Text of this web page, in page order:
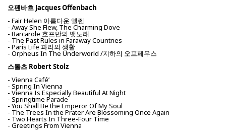
오펜바흐 Jacques Offenbach
- Fair Helen 아름다운 엘렌
- Away She Flew, The Charming Dove
- Barcarole 호프만의 뱃노래
- The Past Rules in Faraway Countries
- Paris Life 파리의 생활
- Orpheus In The Underworld /지하의 오프페우스
스톨츠 Robert Stolz
- Vienna Café’
- Spring In Vienna
- Vienna Is Especially Beautiful At Night
- Springtime Parade
- You Shall Be the Emperor Of My Soul
- The Trees In the Prater Are Blossoming Once Again
- Two Hearts In Three-Four Time
- Greetings From Vienna